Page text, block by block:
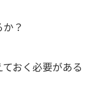
？
おく必要がある